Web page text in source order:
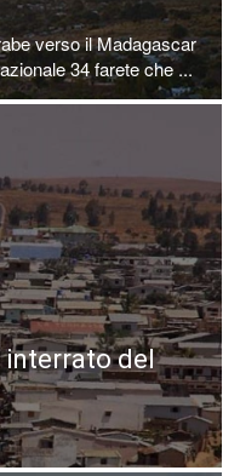
verso il Madagascar
34 farete che ...
interrato del